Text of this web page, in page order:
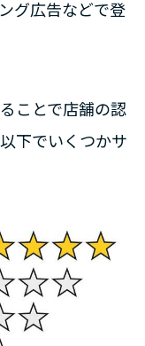
グ広告などで登
ことで店舗の認
下でいくつかサ